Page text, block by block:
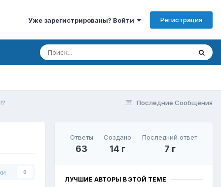
Уже зарегистрированы? Войти Регистрация
Последние Сообщения
0
Ответы
63
Создано
14 г
Последний ответ
7 г
ЛУЧШИЕ АВТОРЫ В ЭТОЙ ТЕМЕ